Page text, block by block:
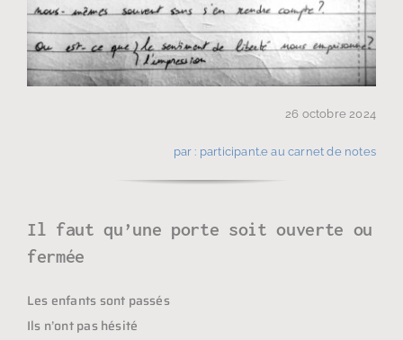
26 octobre 2024
par : participant.e au carnet de notes
Il faut qu’une porte soit ouverte ou
fermée
Les enfants sont passés
Ils n’ont pas hésité